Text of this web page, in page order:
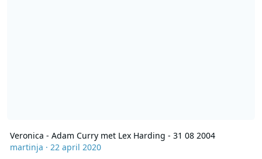
Veronica - Adam Curry met Lex Harding - 31 08 2004
martinja · 22 april 2020